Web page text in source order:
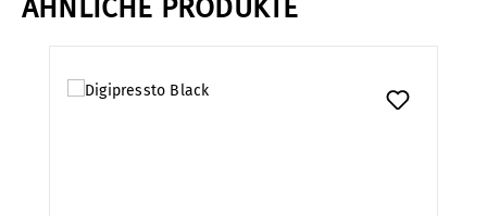
ÄHNLICHE PRODUKTE